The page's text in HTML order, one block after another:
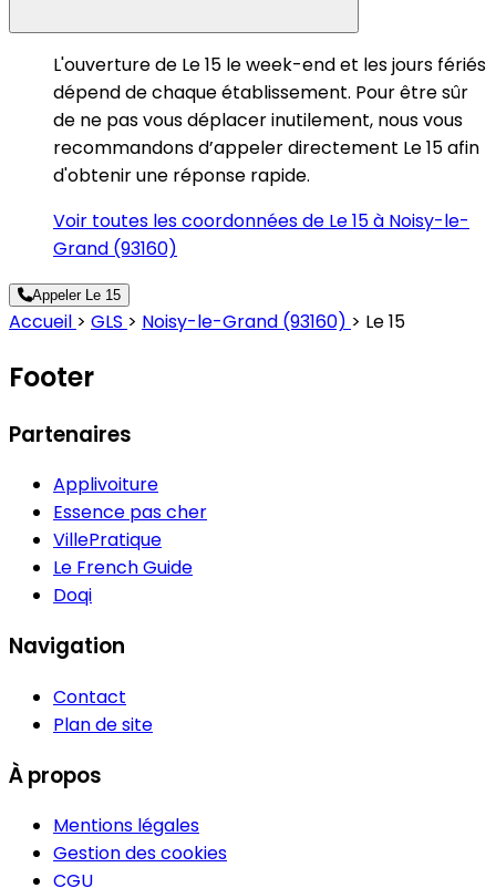
L'ouverture de Le 15 le week-end et les jours fériés
dépend de chaque établissement. Pour être sûr
de ne pas vous déplacer inutilement, nous vous
recommandons d’appeler directement Le 15 afin
d'obtenir une réponse rapide.
Voir toutes les coordonnées de Le 15 à Noisy-le-
Grand (93160)
Appeler Le 15
Accueil > GLS > Noisy-le-Grand (93160) > Le 15
Footer
Partenaires
Applivoiture
Essence pas cher
VillePratique
Le French Guide
Doqi
Navigation
Contact
Plan de site
À propos
Mentions légales
Gestion des cookies
CGU